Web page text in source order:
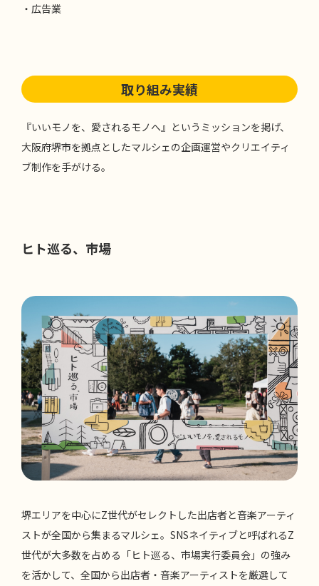
・広告業
取り組み実績
『いいモノを、愛されるモノへ』というミッションを掲げ、
大阪府堺市を拠点としたマルシェの企画運営やクリエイティ
ブ制作を手がける。
ヒト巡る、市場
堺エリアを中心にZ世代がセレクトした出店者と音楽アーティ
ストが全国から集まるマルシェ。SNSネイティブと呼ばれるZ
世代が大多数を占める「ヒト巡る、市場実行委員会」の強み
を活かして、全国から出店者・音楽アーティストを厳選して